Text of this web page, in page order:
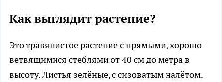
Как выглядит растение?
Это травянистое растение с прямыми, хорошо
ветвящимися стеблями от 40 см до метра в
высоту. Листья зелёные, с сизоватым налётом.